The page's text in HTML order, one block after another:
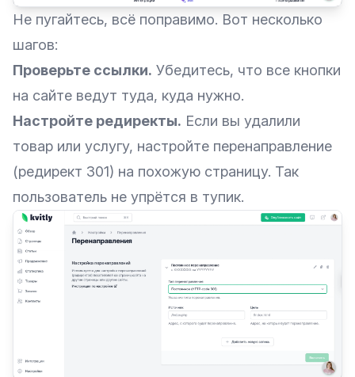
Не пугайтесь, всё поправимо. Вот несколько
шагов:
Проверьте ссылки. Убедитесь, что все кнопки
на сайте ведут туда, куда нужно.
Настройте редиректы. Если вы удалили
товар или услугу, настройте перенаправление
(редирект 301) на похожую страницу. Так
пользователь не упрётся в тупик.